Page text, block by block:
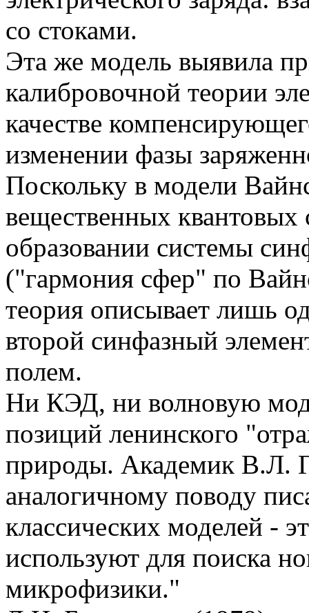
со стоками.
Эта же модель выявила
калибровочной теории
качестве
изменении фазы
Поскольку в модели
вещественных квантовых
образовании системы
("гармония сфер" по
теория описывает лишь
второй синфазный
полем.
Ни КЭД, ни волновую
позиций ленинского
природы. Академик В.Л.
аналогичному поводу
классических моделей -
используют для поиска
микрофизики."